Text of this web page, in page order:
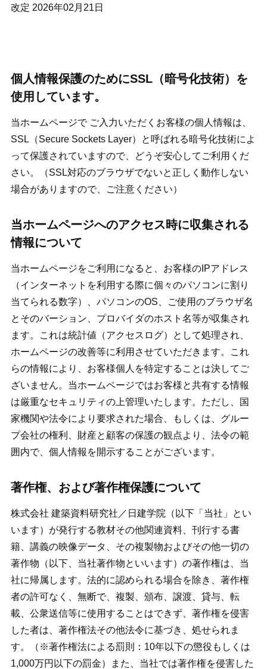
改定 2026年02月21日
個人情報保護のためにSSL（暗号化技術）を
使用しています。
当ホームページで ご入力いただくお客様の個人情報は、
SSL（Secure Sockets Layer）と呼ばれる暗号化技術によ
って保護されていますので、どうぞ安心してご利用くだ
さい。（SSL対応のブラウザでないと正しく動作しない
場合がありますので、ご注意ください）
当ホームページへのアクセス時に収集される
情報について
当ホームページをご利用になると、お客様のIPアドレス
（インターネットを利用する際に個々のパソコンに割り
当てられる数字）、パソコンのOS、ご使用のブラウザ名
とそのバーション、プロバイダのホスト名等が収集され
ます。これは統計値（アクセスログ）として処理され、
ホームページの改善等に利用させていただきます。これ
らの情報により、お客様個人を特定することは決してご
ざいません。当ホームページではお客様と共有する情報
は厳重なセキュリティの上管理いたします。ただし、国
家機関や法令により要求された場合、もしくは、グルー
プ会社の権利、財産と顧客の保護の観点より、法令の範
囲内で、個人情報を開示することがございます。
著作権、および著作権保護について
株式会社 建築資料研究社／日建学院（以下「当社」とい
います）が発行する教材その他関連資料、刊行する書
籍、講義の映像データ、その複製物およびその他一切の
著作物（以下、当社著作物といいます）の著作権は、当
社に帰属します。法的に認められる場合を除き、著作権
者の許可なく、無断で、複製、頒布、譲渡、貸与、転
載、公衆送信等に使用することはできず、著作権を侵害
した者は、著作権法その他法令に基づき、処せられま
す。（※著作権法による罰則：10年以下の懲役もしくは
1,000万円以下の罰金）また、当社では著作権を侵害した